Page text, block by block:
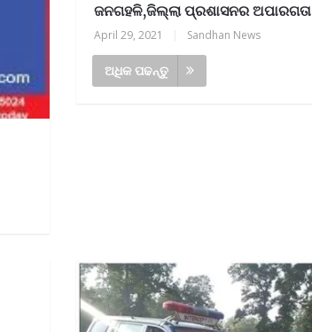
ଜନଗହଳି,ଜିଲ୍ଲା ପ୍ରଶାସନର ଅପାରଗତା
April 29, 2021 Sandhan News
ଅଧିକ ପଢନ୍ତୁ